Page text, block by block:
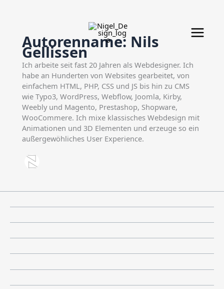
Autorenname: Nils
Gellissen
Ich arbeite seit fast 20 Jahren als Webdesigner. Ich
habe an Hunderten von Websites gearbeitet, von
einfachem HTML, PHP, CSS und JS bis hin zu CMS
wie Typo3, WordPress, Webflow, Joomla, Kirby,
Weebly und Magento, Prestashop, Shopware,
WooCommere. Ich mixe klassisches Webdesign mit
Animationen und 3D Elementen und erzeuge so ein
außergewöhliches User Experience.